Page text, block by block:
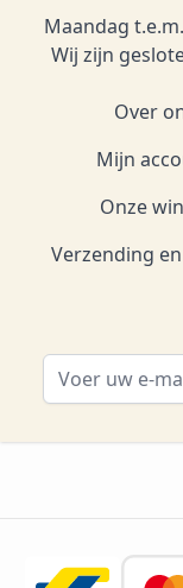
Maandag
Wij zijn
Over
Mijn
Onze
Verzending